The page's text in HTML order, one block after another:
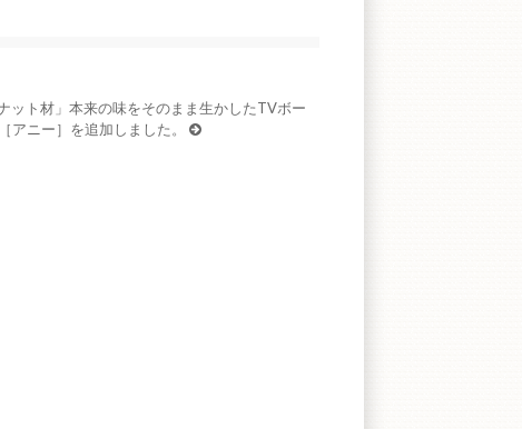
ット材」本来の味をそのまま生かしたTVボー
アニー］を追加しました。